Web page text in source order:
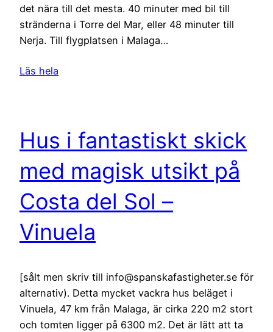
det nära till det mesta. 40 minuter med bil till
stränderna i Torre del Mar, eller 48 minuter till
Nerja. Till flygplatsen i Malaga…
Läs hela
Hus i fantastiskt skick
med magisk utsikt på
Costa del Sol –
Vinuela
[sålt men skriv till info@spanskafastigheter.se för
alternativ). Detta mycket vackra hus beläget i
Vinuela, 47 km från Malaga, är cirka 220 m2 stort
och tomten ligger på 6300 m2. Det är lätt att ta